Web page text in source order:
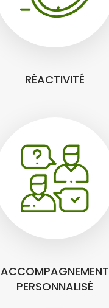
RÉACTIVITÉ
ACCOMPAGNEMENT
PERSONNALISÉ